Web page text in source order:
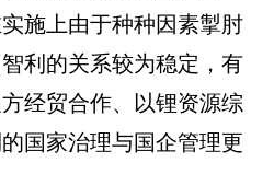
施上由于种种因素掣肘
利的关系较为稳定，有
经贸合作、以锂资源综
国家治理与国企管理更